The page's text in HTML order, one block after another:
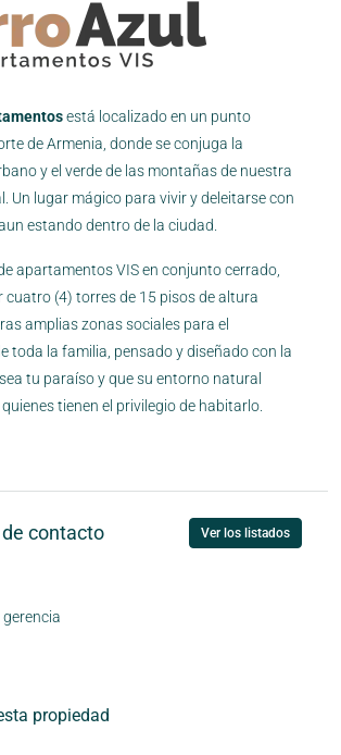
está localizado en un punto
de Armenia, donde se conjuga la
y el verde de las montañas de nuestra
Un lugar mágico para vivir y deleitarse con
estando dentro de la ciudad.
apartamentos VIS en conjunto cerrado,
(4) torres de 15 pisos de altura
amplias zonas sociales para el
toda la familia, pensado y diseñado con la
tu paraíso y que su entorno natural
tienen el privilegio de habitarlo.
contacto Ver los listados
gerencia
propiedad